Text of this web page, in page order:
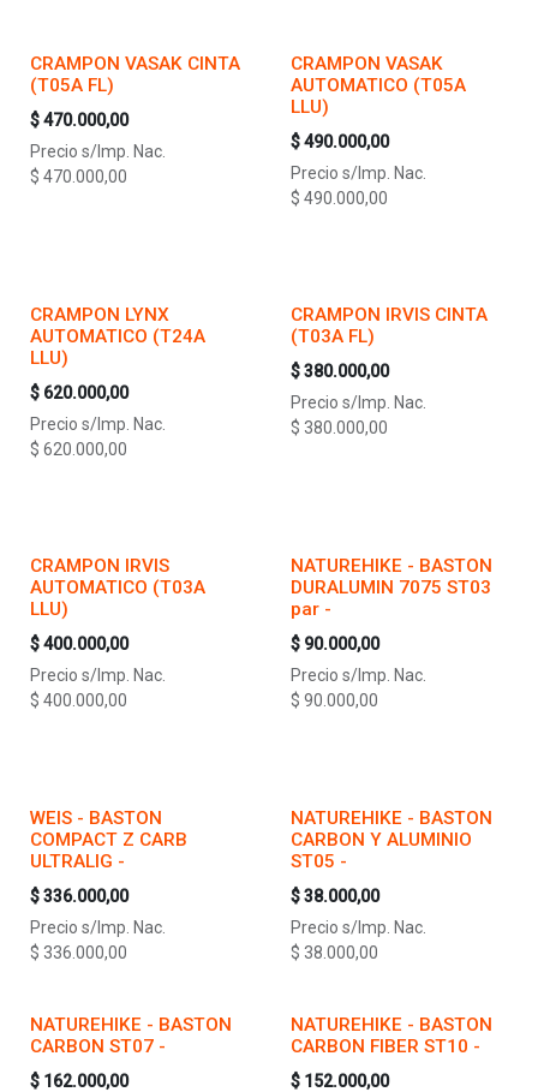
CRAMPON VASAK CINTA
(T05A FL)
$470.000,00
Precio s/Imp. Nac.
$ 470.000,00
CRAMPON VASAK
AUTOMATICO (T05A
LLU)
$490.000,00
Precio s/Imp. Nac.
$ 490.000,00
CRAMPON LYNX
AUTOMATICO (T24A
LLU)
$ 620.000,00
Precio s/Imp. Nac.
$ 620.000,00
CRAMPON IRVIS CINTA
(T03A FL)
$380.000,00
Precio s/Imp. Nac.
$ 380.000,00
CRAMPON IRVIS
AUTOMATICO (T03A
LLU)
$400.000,00
Precio s/Imp. Nac.
$ 400.000,00
NATUREHIKE - BASTON
DURALUMIN 7075 ST03
par -
$ 90.000,00
Precio s/Imp. Nac.
$ 90.000,00
WEIS - BASTON
COMPACT Z CARB
ULTRALIG -
$336.000,00
Precio s/Imp. Nac.
$ 336.000,00
NATUREHIKE - BASTON
CARBON Y ALUMINIO
ST05 -
$38.000,00
Precio s/Imp. Nac.
$ 38.000,00
NATUREHIKE - BASTON
CARBON ST07 -
$ 162.000,00
NATUREHIKE - BASTON
CARBON FIBER ST10 -
$ 152.000,00